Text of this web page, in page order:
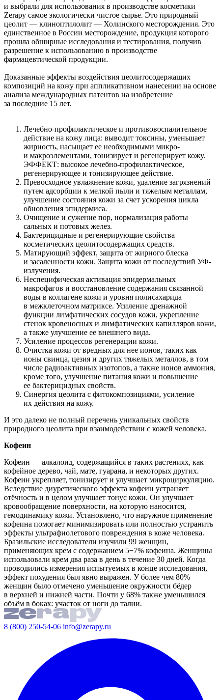
и выбрали для использования в производстве косметики
Zerapy самое экологически чистое сырье. Это природный
цеолит — клиноптилолит — Холинского месторождения. Это
единственное в России месторождение, продукция которого
прошла обширные исследования и тестирования, получив
разрешение к использованию в производстве
фармацевтической продукции.
Доказанные эффекты воздействия цеолитосодержащих
композиций на кожу при аппликативном нанесении на основе
анализа международных патентов на изобретение
за последние 15 лет.
Лечебно-профилактическое и противовоспалительное
действие на кожу лица: выводит токсины, уменьшает
жирность, насыщает ее необходимыми микро-
и макроэлементами, тонизирует и регенерирует кожу.
ЭФФЕКТ: высокое лечебно-профилактическое,
регенерирующее и тонизирующее действие.
Превосходное увлажнение кожи, удаление загрязнений
путем адсорбции к мелкой пыли и тяжелым металлам,
улучшение состояния кожи за счет ускорения цикла
обновления эпидермиса.
Очищение и сужение пор, нормализация работы
сальных и потовых желез.
Бактерицидные и регенерирующие свойства
косметических цеолитосодержащих средств.
Матирующий эффект, защита от жирного блеска
и засаленности кожи. Защита кожи от последствий УФ-
излучения.
Неспецифическая активация эпидермальных
макрофагов и восстановление содержания связанной
воды в коллагене кожи и уровня полисахарида
в межклеточном матриксе. Усиление дренажной
функции лимфатических сосудов кожи, укрепление
стенок кровеносных и лимфатических капилляров кожи,
а также улучшение ее внешнего вида.
Усиление процессов регенерации кожи.
Очистка кожи от вредных для нее ионов, таких как
ионы свинца, цезия и других тяжелых металлов, в том
числе радиоактивных изотопов, а также ионов аммония,
кроме того, улучшение питания кожи и повышение
ее бактерицидных свойств.
Синергия цеолита с фитокомпозициями, усиление
их действия на кожу.
И это далеко не полный перечень уникальных свойств
природного цеолита при взаимодействии с кожей человека.
Кофеин
Кофеин — алкалоид, содержащийся в таких растениях, как
кофейное дерево, чай, мате, гуарана, и некоторых других.
Кофеин укрепляет, тонизирует и улучшает микроциркуляцию.
Вследствие диуретического эффекта кофеин устраняет
отёчность и в целом улучшает тонус кожи. Он улучшает
кровообращение поверхности, на которую наносится,
гемодинамику кожи. Установлено, что наружное применение
кофеина помогает минимизировать или полностью устранить
эффекты ультрафиолетового повреждения в коже человека.
Бразильские исследователи изучили 99 женщин,
применяющих крем с содержанием 5−7% кофеина. Женщины
использовали крем два раза в день в течение 30 дней. Когда
проводились измерения испытуемых в конце исследования,
эффект похудения был явно выражен. У более чем 80%
женщин было отмечено уменьшение окружности бёдер
в верхней и нижней части. Почти у 68% также уменьшился
объём в боках: участок от ноги до талии.
8 (800) 250-54-06 info@zerapy.ru